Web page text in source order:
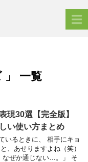
」 一覧
現30選【完全版】
い使い方まとめ
いるときに、 相手にキョ
、あせりますよね（笑）
なぜか通じない…。」 そ